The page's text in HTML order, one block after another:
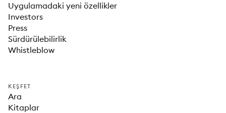
Uygulamadaki yeni özellikler
Investors
Press
Sürdürülebilirlik
Whistleblow
KEŞFET
Ara
Kitaplar